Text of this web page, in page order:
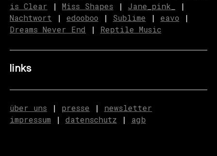
is Clear | Miss Shapes | Jane_pink_
|
Nachtwort | edooboo | Sublime | eavo |
Dreams Never End | Reptile Music
links
über uns | presse | newsletter
impressum | datenschutz | agb